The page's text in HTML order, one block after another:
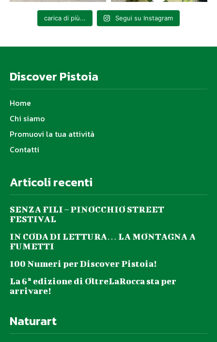
carica di più... Segui su Instagram
Discover Pistoia
Home
Chi siamo
Promuovi la tua attività
Contatti
Articoli recenti
SENZA FILI – PINOCCHIO STREET
FESTIVAL
IN CODA DI LETTURA… LA MONTAGNA A
FUMETTI
100 Numeri per Discover Pistoia!
La 6ª edizione di OltreLaRocca sta per
arrivare!
Naturart